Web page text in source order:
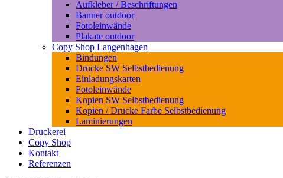
Aufkleber / Beschriftungen
Banner outdoor
Fotoleinwände
Plakate outdoor
Copy Shop Langenhagen
Bindungen
Drucke SW Selbstbedienung
Einladungskarten
Fotoleinwände
Kopien SW Selbstbedienung
Kopien / Drucke Farbe Selbstbedienung
Laminierungen
Druckerei
Copy Shop
Kontakt
Referenzen